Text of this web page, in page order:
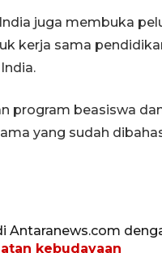
juga membuka
kerja sama
program beasiswa
yang sudah
Antaranews.com
kebudayaan